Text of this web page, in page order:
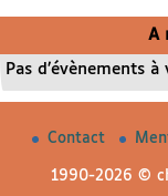
A
Pas d’évènements à
Contact
1990-2026 ©